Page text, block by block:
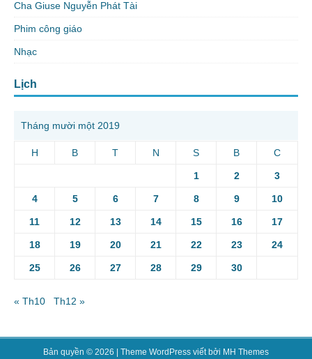
Cha Giuse Nguyễn Phát Tài
Phim công giáo
Nhạc
Lịch
Tháng mười một 2019
H B T N S B C
1 2 3
4 5 6 7 8 9 10
11 12 13 14 15 16 17
18 19 20 21 22 23 24
25 26 27 28 29 30
« Th10 Th12 »
Bản quyền © 2026 | Theme WordPress viết bởi MH Themes